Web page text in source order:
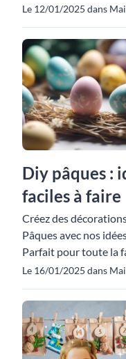
Le 12/01/2025 dans
Diy pâques :
faciles à faire
Créez des
Pâques avec nos
Parfait pour toute la
Le 16/01/2025 dans